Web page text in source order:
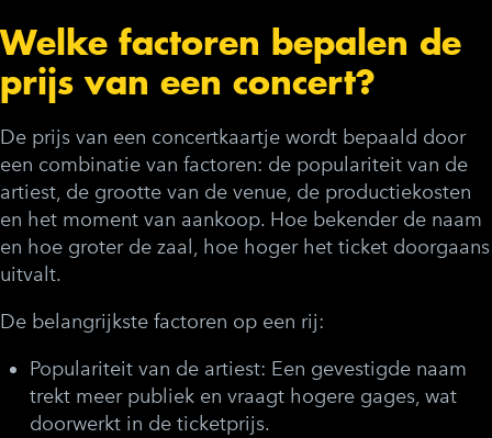
Welke factoren bepalen de
prijs van een concert?
De prijs van een concertkaartje wordt bepaald door
een combinatie van factoren: de populariteit van de
artiest, de grootte van de venue, de productiekosten
en het moment van aankoop. Hoe bekender de naam
en hoe groter de zaal, hoe hoger het ticket doorgaans
uitvalt.
De belangrijkste factoren op een rij:
Populariteit van de artiest: Een gevestigde naam
trekt meer publiek en vraagt hogere gages, wat
doorwerkt in de ticketprijs.